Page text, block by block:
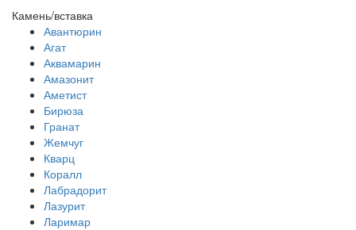
Камень/вставка
Авантюрин
Агат
Аквамарин
Амазонит
Аметист
Бирюза
Гранат
Жемчуг
Кварц
Коралл
Лабрадорит
Лазурит
Ларимар